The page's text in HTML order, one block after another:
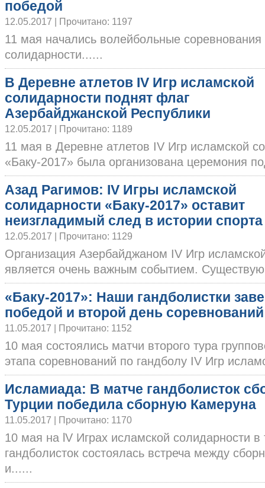
победой
12.05.2017 | Прочитано: 1197
11 мая начались волейбольные
солидарности......
В Деревне атлетов IV Игр исламской
солидарности поднят флаг
Азербайджанской Республики
12.05.2017 | Прочитано: 1189
11 мая в Деревне атлетов IV Игр исламской
«Баку-2017» была организована церемония
Азад Рагимов: IV Игры исламской
солидарности «Баку-2017» оставит
неизгладимый след в истории спорта
12.05.2017 | Прочитано: 1129
Организация Азербайджаном IV Игр
является очень важным событием.
«Баку-2017»: Наши гандболистки
победой и второй день соревнований
11.05.2017 | Прочитано: 1152
10 мая состоялись матчи второго тура
этапа соревнований по гандболу IV Игр
Исламиада: В матче гандболисток
Турции победила сборную Камеруна
11.05.2017 | Прочитано: 1170
10 мая на lV Играх исламской солидарности в
гандболисток состоялась встреча между
и......